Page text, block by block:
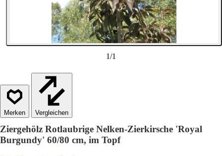
1/1
Vergleichen
Ziergehölz Rotlaubrige Nelken-Zierkirsche 'Royal
Burgundy' 60/80 cm, im Topf